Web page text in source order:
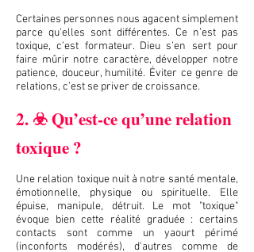
Certaines personnes nous agacent simplement
parce qu'elles sont différentes. Ce n’est pas
toxique, c’est formateur. Dieu s’en sert pour
faire mûrir notre caractère, développer notre
patience, douceur, humilité. Éviter ce genre de
relations, c’est se priver de croissance.
2. ☣️ Qu’est-ce qu’une relation
toxique ?
Une relation toxique nuit à notre santé mentale,
émotionnelle, physique ou spirituelle. Elle
épuise, manipule, détruit. Le mot "toxique"
évoque bien cette réalité graduée : certains
contacts sont comme un yaourt périmé
(inconforts modérés), d'autres comme de